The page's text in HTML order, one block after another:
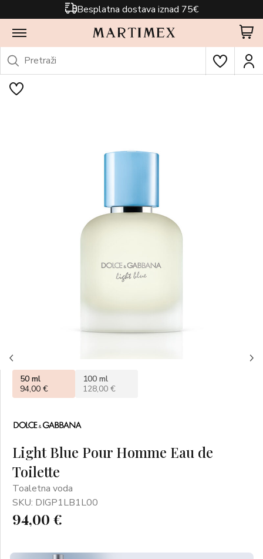
Besplatna dostava iznad 75€
Light Blue Pour Homme Eau de
Toilette
Toaletna voda
SKU: DIGP1LB1L00
94,00 €
50 ml
94,00 €
100 ml
128,00 €